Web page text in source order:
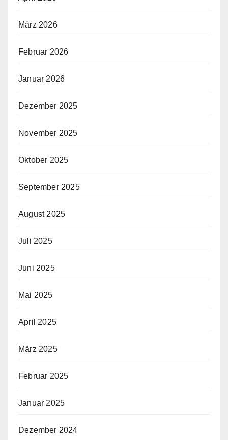
März 2026
Februar 2026
Januar 2026
Dezember 2025
November 2025
Oktober 2025
September 2025
August 2025
Juli 2025
Juni 2025
Mai 2025
April 2025
März 2025
Februar 2025
Januar 2025
Dezember 2024